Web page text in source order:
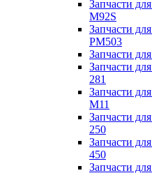
Запчасти
M92S
Запчасти
PM503
Запчасти
Запчасти
281
Запчасти
M11
Запчасти
250
Запчасти
450
Запчасти